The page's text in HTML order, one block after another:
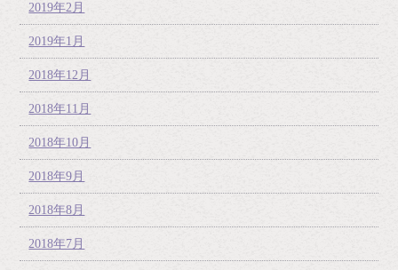
2019年2月
2019年1月
2018年12月
2018年11月
2018年10月
2018年9月
2018年8月
2018年7月